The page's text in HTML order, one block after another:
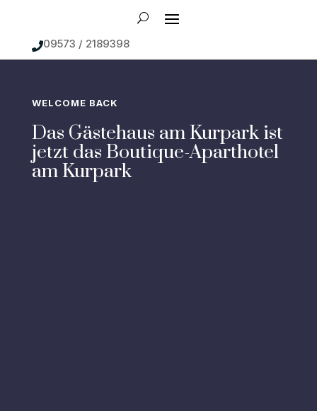
09573 / 2189398
WELCOME BACK
Das Gästehaus am Kurpark ist
jetzt das Boutique-Aparthotel
am Kurpark